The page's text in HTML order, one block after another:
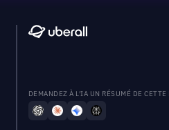
DEMANDEZ À L'IA UN RÉSUMÉ DE CETTE